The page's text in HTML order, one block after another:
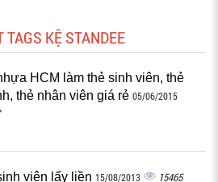
KỆ STANDEE
HCM làm thẻ sinh viên, thẻ
thẻ nhân viên giá rẻ 05/06/2015
viên lấy liền 15/08/2013 15465